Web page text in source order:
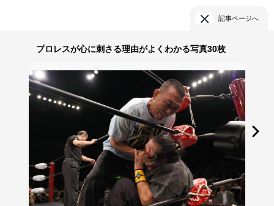
記事ページへ
プロレスが心に刺さる理由がよくわかる写真30枚